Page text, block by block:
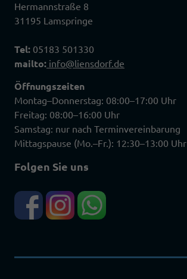
Hermannstraße 8
31195 Lamspringe
Tel: 05183 501330
mailto: info@liensdorf.de
Öffnungszeiten
Montag–Donnerstag: 08:00–17:00 Uhr
Freitag: 08:00–16:00 Uhr
Samstag: nur nach Terminvereinbarung
Mittagspause (Mo.–Fr.): 12:30–13:00 Uhr
Folgen Sie uns